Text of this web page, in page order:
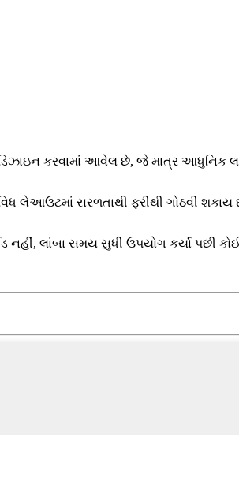
ડિઝાઇન કરવામાં આવેલ છે, જે માત્ર આધુનિક
લેઆઉટમાં સરળતાથી ફરીથી ગોઠવી
લાંબા સમય સુધી ઉપયોગ કર્યા પછી